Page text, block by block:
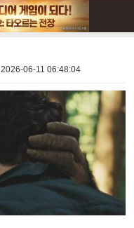
2026-06-11 06:48:04